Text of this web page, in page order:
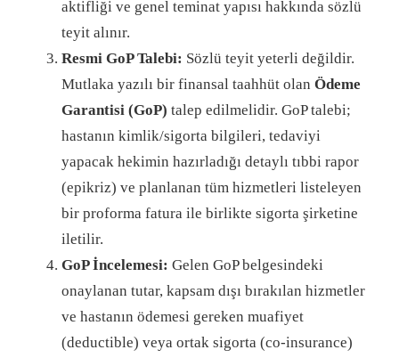
aktifliği ve genel teminat yapısı hakkında sözlü
teyit alınır.
Resmi GoP Talebi: Sözlü teyit yeterli değildir.
Mutlaka yazılı bir finansal taahhüt olan Ödeme
Garantisi (GoP) talep edilmelidir. GoP talebi;
hastanın kimlik/sigorta bilgileri, tedaviyi
yapacak hekimin hazırladığı detaylı tıbbi rapor
(epikriz) ve planlanan tüm hizmetleri listeleyen
bir proforma fatura ile birlikte sigorta şirketine
iletilir.
GoP İncelemesi: Gelen GoP belgesindeki
onaylanan tutar, kapsam dışı bırakılan hizmetler
ve hastanın ödemesi gereken muafiyet
(deductible) veya ortak sigorta (co-insurance)